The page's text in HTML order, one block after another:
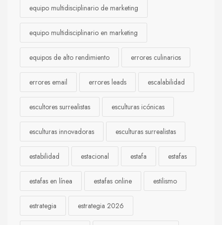
equipo multidisciplinario de marketing
equipo multidisciplinario en marketing
equipos de alto rendimiento errores culinarios
errores email errores leads escalabilidad
escultores surrealistas esculturas icónicas
esculturas innovadoras esculturas surrealistas
estabilidad estacional estafa estafas
estafas en línea estafas online estilismo
estrategia estrategia 2026